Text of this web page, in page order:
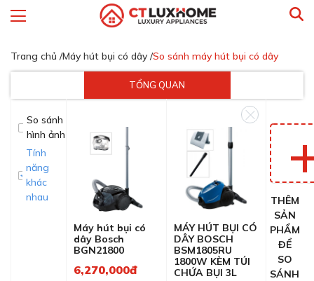
Trang chủ /Máy hút bụi có dây /So sánh máy hút bụi có dây
TỔNG QUAN
So sánh
hình ảnh
Tính
năng
khác
nhau
Máy hút bụi có
dây Bosch
BGN21800
6,270,000đ
MÁY HÚT BỤI CÓ
DÂY BOSCH
BSM1805RU
1800W KÈM TÚI
CHỨA BỤI 3L
THÊM
SẢN
PHẨM
ĐỂ
SO
SÁNH